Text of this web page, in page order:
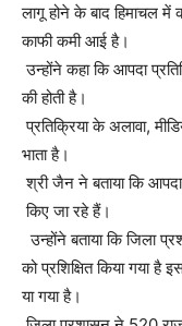
लागू होने के बाद हिमाचल
काफी कमी आई है।
उन्होंने कहा कि आपदा
की होती है।
प्रतिक्रिया के अलावा,
भाता है।
श्री जैन ने बताया कि
किए जा रहे हैं।
उन्होंने बताया कि जिला
को प्रशिक्षित किया गया है
या गया है।